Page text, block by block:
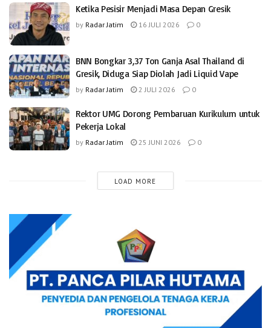
Ketika Pesisir Menjadi Masa Depan Gresik
by Radar Jatim 16 JULI 2026 0
BNN Bongkar 3,37 Ton Ganja Asal Thailand di
Gresik, Diduga Siap Diolah Jadi Liquid Vape
by Radar Jatim 2 JULI 2026 0
Rektor UMG Dorong Pembaruan Kurikulum untuk
Pekerja Lokal
by Radar Jatim 25 JUNI 2026 0
LOAD MORE